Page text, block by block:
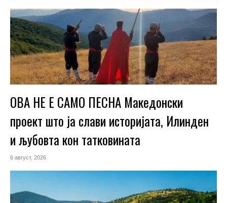
ОВА НЕ Е САМО ПЕСНА Македонски
проект што ја слави историјата, Илинден
и љубовта кон татковината
6 август, 2026